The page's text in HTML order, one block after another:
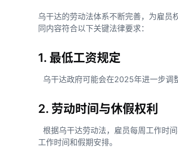
乌干达的劳动法体系不断完善，为雇员
同内容符合以下关键法律要求：
1. 最低工资规定
乌干达政府可能会在2025年进一步调
2. 劳动时间与休假权利
根据乌干达劳动法，雇员每周工作时
工作时间和假期安排。